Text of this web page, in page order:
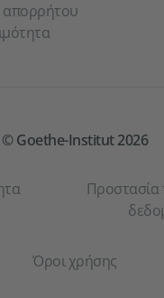
απορρήτου
© Goethe-Institut 2026
Όροι χρήσης